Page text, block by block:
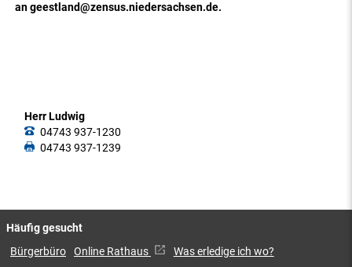
an geestland@zensus.niedersachsen.de.
Herr Ludwig
04743 937-1230
04743 937-1239
Häufig gesucht
Bürgerbüro Online Rathaus
Was erledige ich wo?